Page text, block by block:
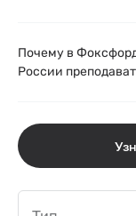
Почему в
России